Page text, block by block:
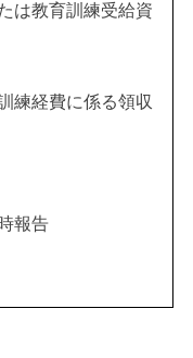
は教育訓練受給資
練経費に係る領収
報告